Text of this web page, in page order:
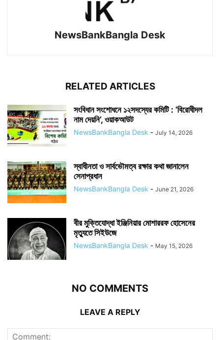
NewsBankBangla Desk
RELATED ARTICLES
সংবিধান সংশোধনে ১২সদস্যের কমিটি : ‘বিরোধীদল
নাম দেয়নি’, ওয়াকআউট
NewsBankBangla Desk - July 14, 2026
স্বাধীনতা ও সার্বভৌমত্ব রক্ষার কথা জানালেন
সেনাপ্রধান
NewsBankBangla Desk - June 21, 2026
বীর মুক্তিযোদ্ধা ইঞ্জিনিয়ার মোশাররফ হোসেনের
মৃত্যুতে সিইউজে
NewsBankBangla Desk - May 15, 2026
NO COMMENTS
LEAVE A REPLY